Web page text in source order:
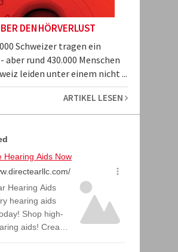
DEN HÖRVERLUST
Schweizer tragen ein
aber rund 430.000 Menschen
leiden unter einem nicht ...
ARTIKEL LESEN